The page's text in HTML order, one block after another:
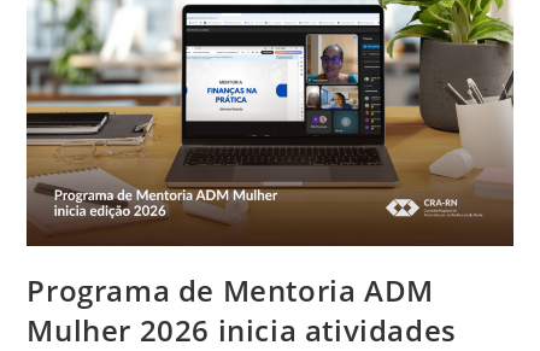
Gestão
De
Pessoas
No
Setor
Público
Programa de Mentoria ADM
Mulher 2026 inicia atividades